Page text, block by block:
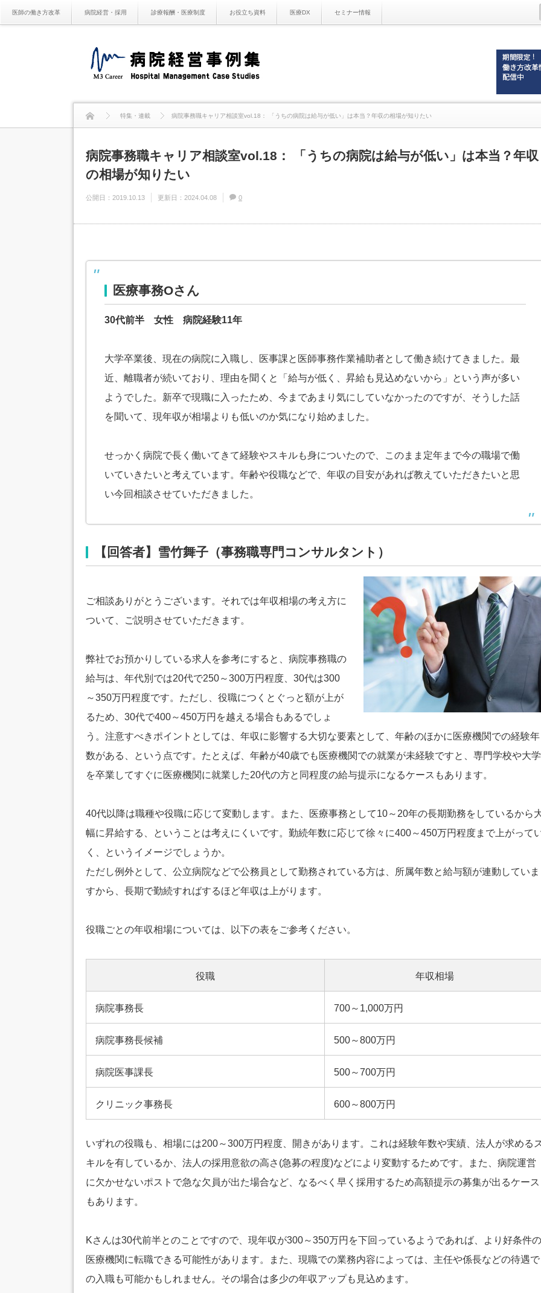
医師の働き方改革 病院経営・採用 診療報酬・医療制度 お役立ち資料 医療DX セミナー情報
特集・連載 病院事務職キャリア相談室vol.18： 「うちの病院は給与が低い」は本当？年収の相場が知りたい
病院事務職キャリア相談室vol.18： 「うちの病院は給与が低い」は本当？年収
の相場が知りたい
公開日： 2019.10.13 更新日： 2024.04.08 0
医療事務Oさん
30代前半 女性 病院経験11年
大学卒業後、現在の病院に入職し、医事課と医師事務作業補助者として働き続けてきました。最
近、離職者が続いており、理由を聞くと「給与が低く、昇給も見込めないから」という声が多い
ようでした。新卒で現職に入ったため、今まであまり気にしていなかったのですが、そうした話
を聞いて、現年収が相場よりも低いのか気になり始めました。
せっかく病院で長く働いてきて経験やスキルも身についたので、このまま定年まで今の職場で働
いていきたいと考えています。年齢や役職などで、年収の目安があれば教えていただきたいと思
い今回相談させていただきました。
【回答者】雪竹舞子（事務職専門コンサルタント）
ご相談ありがとうございます。それでは年収相場の考え方に
ついて、ご説明させていただきます。
弊社でお預かりしている求人を参考にすると、病院事務職の
給与は、年代別では20代で250～300万円程度、30代は300
～350万円程度です。ただし、役職につくとぐっと額が上が
るため、30代で400～450万円を越える場合もあるでしょ
う。注意すべきポイントとしては、年収に影響する大切な要素として、年齢のほかに医療機関での経験年
数がある、という点です。たとえば、年齢が40歳でも医療機関での就業が未経験ですと、専門学校や大学
を卒業してすぐに医療機関に就業した20代の方と同程度の給与提示になるケースもあります。
40代以降は職種や役職に応じて変動します。また、医療事務として10～20年の長期勤務をしているから
幅に昇給する、ということは考えにくいです。勤続年数に応じて徐々に400～450万円程度まで上がって
く、というイメージでしょうか。
ただし例外として、公立病院などで公務員として勤務されている方は、所属年数と給与額が連動していま
すから、長期で勤続すればするほど年収は上がります。
役職ごとの年収相場については、以下の表をご参考ください。
役職 年収相場
病院事務長 700～1,000万円
病院事務長候補 500～800万円
病院医事課長 500～700万円
クリニック事務長 600～800万円
いずれの役職も、相場には200～300万円程度、開きがあります。これは経験年数や実績、法人が求める
キルを有しているか、法人の採用意欲の高さ(急募の程度)などにより変動するためです。また、病院運営
に欠かせないポストで急な欠員が出た場合など、なるべく早く採用するため高額提示の募集が出るケース
もあります。
Kさんは30代前半とのことですので、現年収が300～350万円を下回っているようであれば、より好条件の
医療機関に転職できる可能性があります。また、現職での業務内容によっては、主任や係長などの待遇で
の入職も可能かもしれません。その場合は多少の年収アップも見込めます。